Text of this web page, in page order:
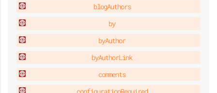
blogAuthors
by
byAuthor
byAuthorLink
comments
configurationRequired